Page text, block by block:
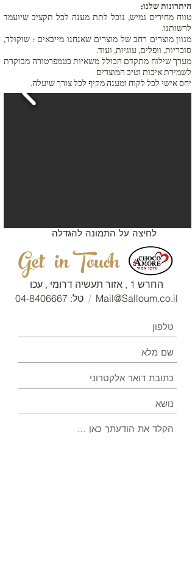
היתרונות שלנו:
טווח מחירים גמיש, נוכל לתת מענה לכל תקציב שיועמד
לרשותנו.
מגוון מוצרים רחב של מוצרים שאנחנו מייבאים : שוקולד,
סוכריות, וופלים, עוגיות, ועוד.
מערך שילוח מתקדם הכולל משאיות בטמפרטורה מבוקרת
לשמירת איכות וטיב המוצרים
יחס אישי לכל לקוח ומענה מקיף לכל צורך שיעלה.
לחיצה על התמונה להגדלה
Get in Touch
החרש 1 , אזור תעשיה דרומי , עכו
Mail@Salloum.co.il
/ טל:04-8406667